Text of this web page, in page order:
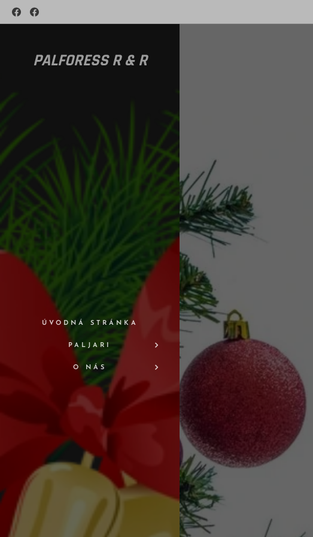
PALFORESS R & R
ÚVODNÁ STRÁNKA
PALJARI
O NÁS